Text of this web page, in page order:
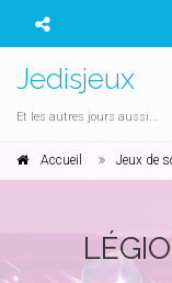
Jedisjeux
Et les autres jours aussi...
Accueil Jeux de